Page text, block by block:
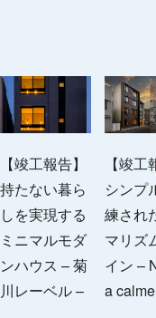
【竣工報告】
持たない暮ら
しを実現する
ミニマルモダ
ンハウス – 菊
川レーベル –
【竣工
シンプ
練され
マリズ
イン –
a